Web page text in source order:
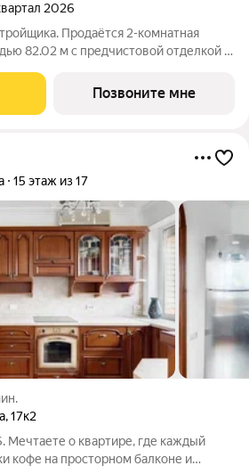
2026
Продаётся 2-комнатная
82.02 м с предчистовой отделкой в
сити» названы в честь трех
Позвоните мне
15 этаж из 17
,17к2
Мечтаете о квартире, где каждый
кофе на просторном балконе и